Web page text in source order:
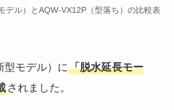
デル）とAQW-VX12P（型落ち）の比較表
型モデル）に「脱水延長モー
されました。